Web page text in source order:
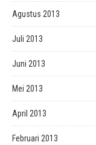
Agustus 2013
Juli 2013
Juni 2013
Mei 2013
April 2013
Februari 2013